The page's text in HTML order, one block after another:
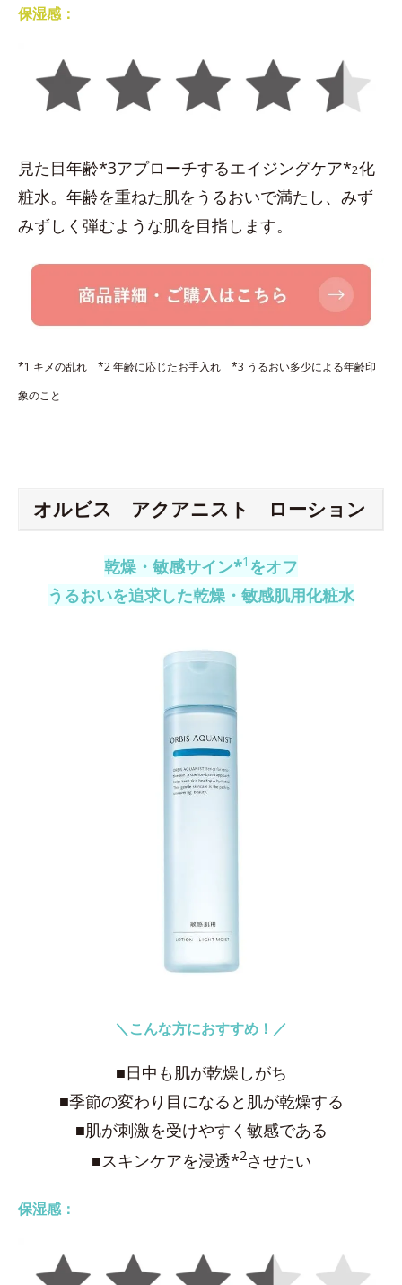
保湿感：
見た目年齢*3アプローチするエイジングケア*2化
粧水。年齢を重ねた肌をうるおいで満たし、みず
みずしく弾むような肌を目指します。
*1 キメの乱れ *2 年齢に応じたお手入れ *3 うるおい多少による年齢印
象のこと
オルビス アクアニスト ローション
乾燥・敏感サイン*1 をオフ
うるおいを追求した乾燥・敏感肌用化粧水
＼こんな方におすすめ！／
■日中も肌が乾燥しがち
■季節の変わり目になると肌が乾燥する
■肌が刺激を受けやすく敏感である
■スキンケアを浸透*2させたい
保湿感：